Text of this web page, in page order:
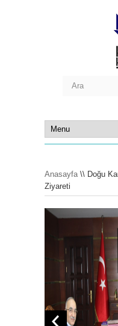
Anasayfa\\ Doğu
Ziyareti